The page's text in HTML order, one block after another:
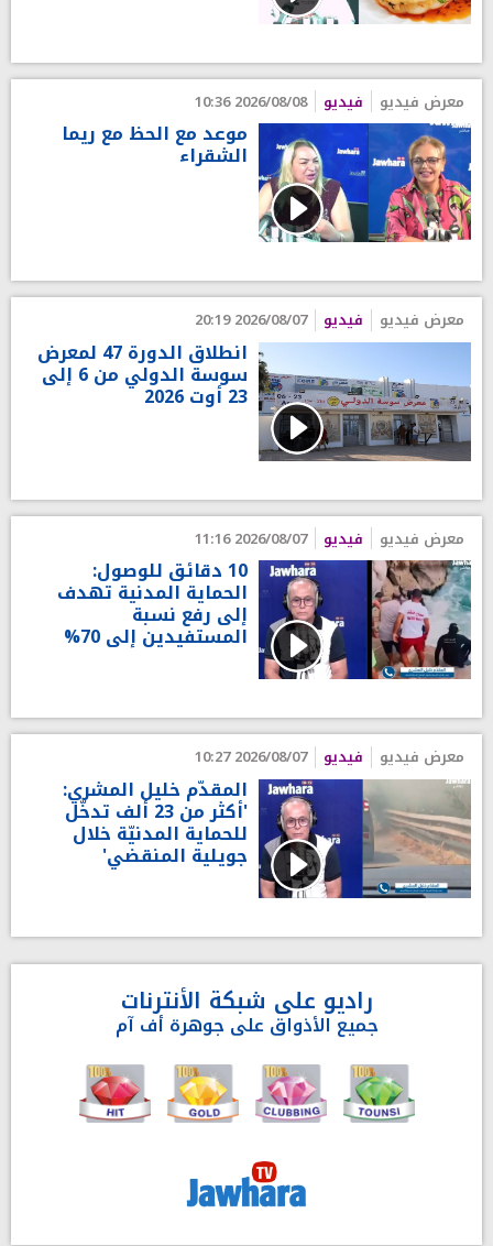
معرض فيديو فيديو 2026/08/08 10:36
موعد مع الحظ مع ريما
الشقراء
معرض فيديو فيديو 2026/08/07 20:19
انطلاق الدورة 47 لمعرض
سوسة الدولي من 6 إلى
23 أوت 2026
معرض فيديو فيديو 2026/08/07 11:16
10 دقائق للوصول:
الحماية المدنية تهدف
إلى رفع نسبة
المستفيدين إلى 70%
معرض فيديو فيديو 2026/08/07 10:27
المقدّم خليل المشري:
'أكثر من 23 ألف تدخّل
للحماية المدنيّة خلال
جويلية المنقضي'
راديو على شبكة الأنترنات
جميع الأذواق على جوهرة أف آم